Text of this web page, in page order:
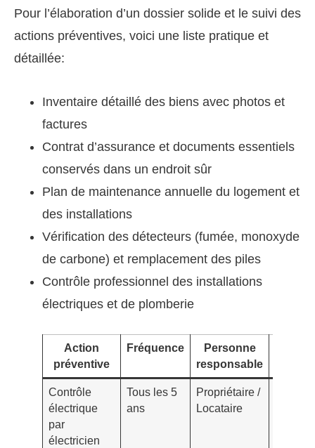
Pour l’élaboration d’un dossier solide et le suivi des
actions préventives, voici une liste pratique et
détaillée:
Inventaire détaillé des biens avec photos et
factures
Contrat d’assurance et documents essentiels
conservés dans un endroit sûr
Plan de maintenance annuelle du logement et
des installations
Vérification des détecteurs (fumée, monoxyde
de carbone) et remplacement des piles
Contrôle professionnel des installations
électriques et de plomberie
Action
préventive
Fréquence
Personne
responsable
Contrôle
électrique
par
électricien
Tous les 5
ans
Propriétaire /
Locataire